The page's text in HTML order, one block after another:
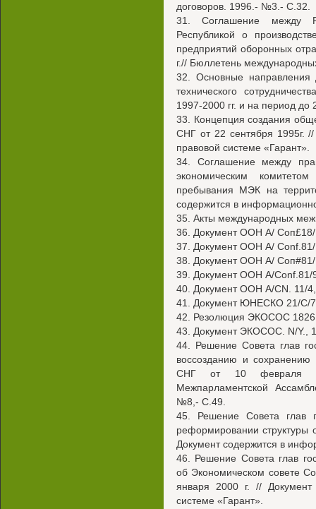
договоров. 1996.- №3.- С.32.
31. Соглашение между
Республикой о
предприятий оборонных
г.// Бюллетень
32. Основные направления
технического
1997-2000 гг. и на период до
33. Концепция создания
СНГ от 22 сентября 1995г.
правовой системе «Гарант».
34. Соглашение между
экономическим
пребывания МЭК на
содержится в
35. Акты международных
36. Документ ООН А/ Соп£18/
37. Документ ООН А/
38. Документ ООН А/
39. Документ ООН A/Conf.81/
40. Документ ООН A/CN. 11/
41. Документ ЮНЕСКО 21/С/
42. Резолюция ЭКОСОС 1826
43. Документ ЭКОСОС. N/Y.,
44. Решение Совета глав
воссозданию и сохранению
СНГ от 10 февраля
Межпарламентской
№8,- С.49.
45. Решение Совета глав
реформировании структуры
Документ содержится в
46. Решение Совета глав
об Экономическом совете
января 2000 г. // Документ
системе «Гарант».